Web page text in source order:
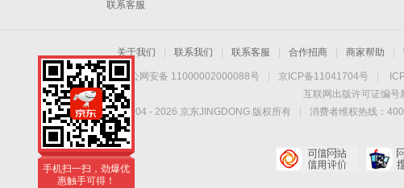
联系客服
关于我们 联系我们 联系客服 合作招商 商家帮助
京公网安备 11000002000088号 京ICP备11041704号
互联网出版许可证编
Copyright © 2004 - 2026 京东JINGDONG 版权所有 消费者维权热线：
手机扫一扫，劲爆优
惠触手可得！
手机扫一扫，劲爆优